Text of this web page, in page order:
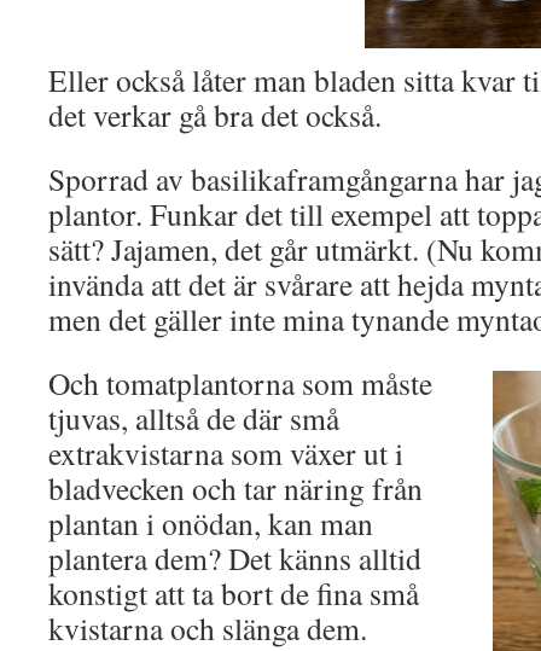
Eller också låter man bladen sitta kvar
det verkar gå bra det också.
Sporrad av basilikaframgångarna har
plantor. Funkar det till exempel att
sätt? Jajamen, det går utmärkt. (Nu
invända att det är svårare att hejda
men det gäller inte mina tynande
Och tomatplantorna som måste
tjuvas, alltså de där små
extrakvistarna som växer ut i
bladvecken och tar näring från
plantan i onödan, kan man
plantera dem? Det känns alltid
konstigt att ta bort de fina små
kvistarna och slänga dem.